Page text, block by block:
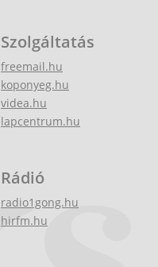
Szolgáltatás
freemail.hu
koponyeg.hu
videa.hu
lapcentrum.hu
Rádió
radio1gong.hu
hirfm.hu